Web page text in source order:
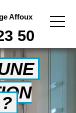
Affoux
50